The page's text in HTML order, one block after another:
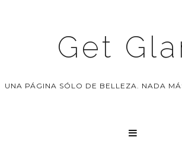
Get
UNA PÁGINA SÓLO DE BELLEZA. NADA
